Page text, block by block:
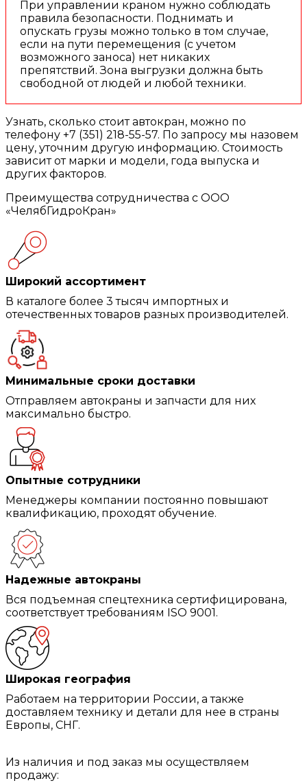
При управлении краном нужно соблюдать
правила безопасности. Поднимать и
опускать грузы можно только в том случае,
если на пути перемещения (с учетом
возможного заноса) нет никаких
препятствий. Зона выгрузки должна быть
свободной от людей и любой техники.
Узнать, сколько стоит автокран, можно по
телефону +7 (351) 218-55-57. По запросу мы назовем
цену, уточним другую информацию. Стоимость
зависит от марки и модели, года выпуска и
других факторов.
Преимущества сотрудничества с ООО
«ЧелябГидроКран»
Широкий ассортимент
В каталоге более 3 тысяч импортных и
отечественных товаров разных производителей.
Минимальные сроки доставки
Отправляем автокраны и запчасти для них
максимально быстро.
Опытные сотрудники
Менеджеры компании постоянно повышают
квалификацию, проходят обучение.
Надежные автокраны
Вся подъемная спецтехника сертифицирована,
соответствует требованиям ISO 9001.
Широкая география
Работаем на территории России, а также
доставляем технику и детали для нее в страны
Европы, СНГ.
Из наличия и под заказ мы осуществляем
продажу: